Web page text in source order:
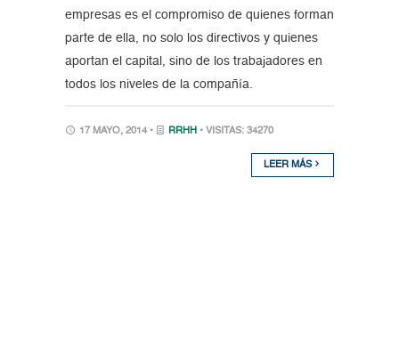
empresas es el compromiso de quienes forman
parte de ella, no solo los directivos y quienes
aportan el capital, sino de los trabajadores en
todos los niveles de la compañía.
17 MAYO, 2014 • RRHH • VISITAS: 34270
LEER MÁS